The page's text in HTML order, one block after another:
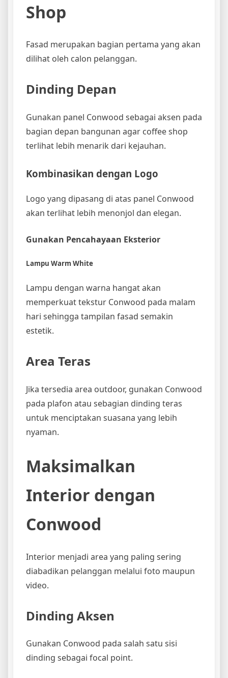
Shop
Fasad merupakan bagian pertama yang akan
dilihat oleh calon pelanggan.
Dinding Depan
Gunakan panel Conwood sebagai aksen pada
bagian depan bangunan agar coffee shop
terlihat lebih menarik dari kejauhan.
Kombinasikan dengan Logo
Logo yang dipasang di atas panel Conwood
akan terlihat lebih menonjol dan elegan.
Gunakan Pencahayaan Eksterior
Lampu Warm White
Lampu dengan warna hangat akan
memperkuat tekstur Conwood pada malam
hari sehingga tampilan fasad semakin
estetik.
Area Teras
Jika tersedia area outdoor, gunakan Conwood
pada plafon atau sebagian dinding teras
untuk menciptakan suasana yang lebih
nyaman.
Maksimalkan
Interior dengan
Conwood
Interior menjadi area yang paling sering
diabadikan pelanggan melalui foto maupun
video.
Dinding Aksen
Gunakan Conwood pada salah satu sisi
dinding sebagai focal point.